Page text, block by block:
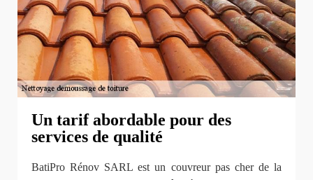
Un tarif abordable pour des
services de qualité
BatiPro Rénov SARL est un couvreur pas cher de la